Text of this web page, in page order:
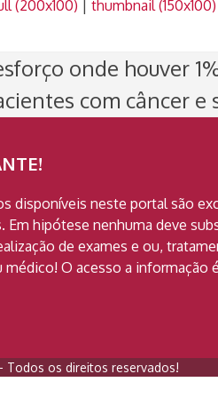
(200x100) | thumbnail (150x100)
onde houver
com câncer e
disponíveis neste portal são
Em hipótese nenhuma deve
de exames e ou,
médico! O acesso a informação
Todos os direitos reservados!